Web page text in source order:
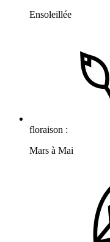
Ensoleillée
floraison :
Mars à Mai